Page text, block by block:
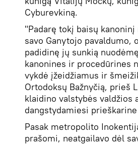
Cyburevkiną.
"Padarę tokį baisų
savo Ganytojo
padidinę jų sunkią
kanonines ir procedūrines
vykdė įžeidžiamus ir
Ortodoksų Bažnyčią, prieš
klaidino valstybės valdžios
dangstydamiesi
Pasak metropolito
prašomi, neatgailavo dėl